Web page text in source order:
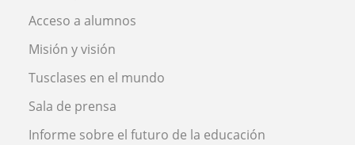
Acceso a alumnos
Misión y visión
Tusclases en el mundo
Sala de prensa
Informe sobre el futuro de la educación